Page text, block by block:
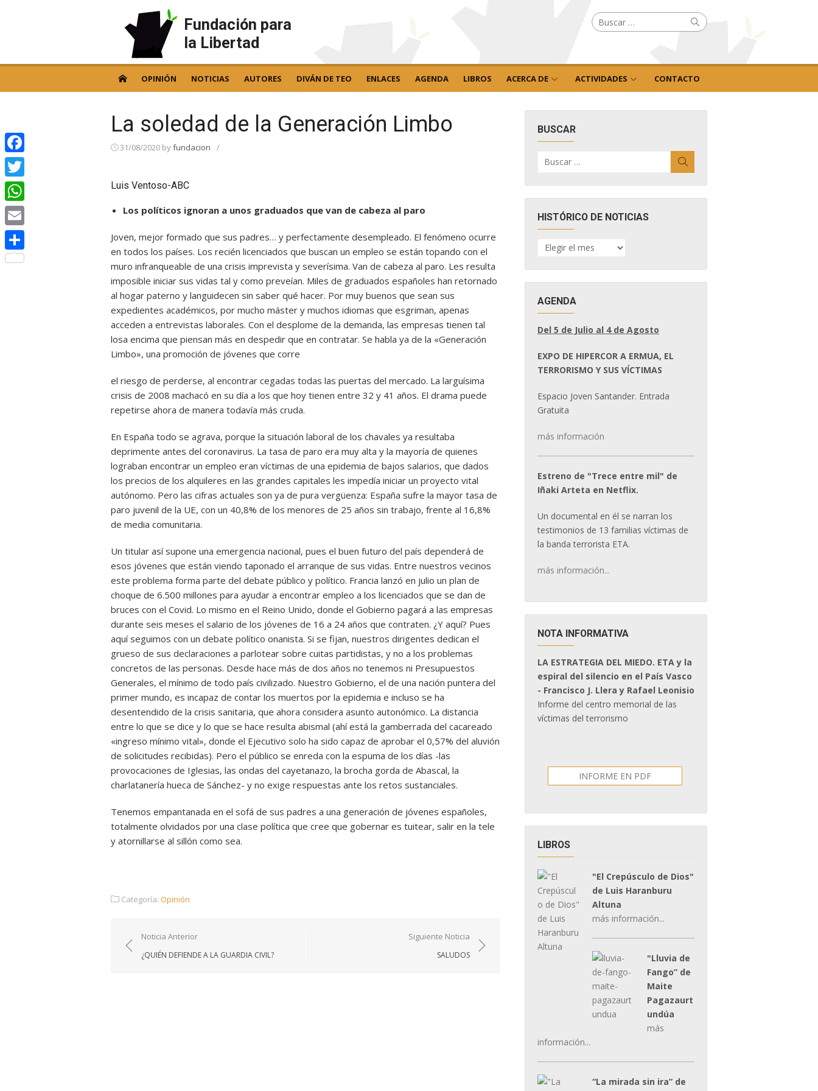
Fundación para
la Libertad
Buscar
por: Buscar
OPINIÓN NOTICIAS AUTORES DIVÁN DE TEO ENLACES AGENDA LIBROS ACERCA DE ACTIVIDADES CONTACTO
La soledad de la Generación Limbo
31/08/2020 byfundacion /
Luis Ventoso-ABC
Los políticos ignoran a unos graduados que van de cabeza al paro
Joven, mejor formado que sus padres… y perfectamente desempleado. El fenómeno ocurre
en todos los países. Los recién licenciados que buscan un empleo se están topando con el
muro infranqueable de una crisis imprevista y severísima. Van de cabeza al paro. Les resulta
imposible iniciar sus vidas tal y como preveían. Miles de graduados españoles han retornado
al hogar paterno y languidecen sin saber qué hacer. Por muy buenos que sean sus
expedientes académicos, por mucho máster y muchos idiomas que esgriman, apenas
acceden a entrevistas laborales. Con el desplome de la demanda, las empresas tienen tal
losa encima que piensan más en despedir que en contratar. Se habla ya de la «Generación
Limbo», una promoción de jóvenes que corre
el riesgo de perderse, al encontrar cegadas todas las puertas del mercado. La larguísima
crisis de 2008 machacó en su día a los que hoy tienen entre 32 y 41 años. El drama puede
repetirse ahora de manera todavía más cruda.
En España todo se agrava, porque la situación laboral de los chavales ya resultaba
deprimente antes del coronavirus. La tasa de paro era muy alta y la mayoría de quienes
lograban encontrar un empleo eran víctimas de una epidemia de bajos salarios, que dados
los precios de los alquileres en las grandes capitales les impedía iniciar un proyecto vital
autónomo. Pero las cifras actuales son ya de pura vergüenza: España sufre la mayor tasa de
paro juvenil de la UE, con un 40,8% de los menores de 25 años sin trabajo, frente al 16,8%
de media comunitaria.
Un titular así supone una emergencia nacional, pues el buen futuro del país dependerá de
esos jóvenes que están viendo taponado el arranque de sus vidas. Entre nuestros vecinos
este problema forma parte del debate público y político. Francia lanzó en julio un plan de
choque de 6.500 millones para ayudar a encontrar empleo a los licenciados que se dan de
bruces con el Covid. Lo mismo en el Reino Unido, donde el Gobierno pagará a las empresas
durante seis meses el salario de los jóvenes de 16 a 24 años que contraten. ¿Y aquí? Pues
aquí seguimos con un debate político onanista. Si se fijan, nuestros dirigentes dedican el
grueso de sus declaraciones a parlotear sobre cuitas partidistas, y no a los problemas
concretos de las personas. Desde hace más de dos años no tenemos ni Presupuestos
Generales, el mínimo de todo país civilizado. Nuestro Gobierno, el de una nación puntera del
primer mundo, es incapaz de contar los muertos por la epidemia e incluso se ha
desentendido de la crisis sanitaria, que ahora considera asunto autonómico. La distancia
entre lo que se dice y lo que se hace resulta abismal (ahí está la gamberrada del cacareado
«ingreso mínimo vital», donde el Ejecutivo solo ha sido capaz de aprobar el 0,57% del aluvión
de solicitudes recibidas). Pero el público se enreda con la espuma de los días -las
provocaciones de Iglesias, las ondas del cayetanazo, la brocha gorda de Abascal, la
charlatanería hueca de Sánchez- y no exige respuestas ante los retos sustanciales.
Tenemos empantanada en el sofá de sus padres a una generación de jóvenes españoles,
totalmente olvidados por una clase política que cree que gobernar es tuitear, salir en la tele
y atornillarse al sillón como sea.
Categoría: Opinión
Navegación
de
Noticia Anterior
¿QUIÉN DEFIENDE A LA GUARDIA CIVIL?
Siguiente Noticia
SALUDOS
BUSCAR
por:
HISTÓRICO DE NOTICIAS
HISTÓRICO
DE
AGENDA
Del 5 de Julio al 4 de Agosto
EXPO DE HIPERCOR A ERMUA, EL
TERRORISMO Y SUS VÍCTIMAS
Espacio Joven Santander. Entrada
Gratuita
más información
Estreno de "Trece entre mil" de
Iñaki Arteta en Netflix.
Un documental en él se narran los
testimonios de 13 familias víctimas de
la banda terrorista ETA.
más información...
NOTA INFORMATIVA
LA ESTRATEGIA DEL MIEDO. ETA y la
espiral del silencio en el País Vasco
- Francisco J. Llera y Rafael Leonisio
Informe del centro memorial de las
víctimas del terrorismo
INFORME EN PDF
LIBROS
"El Crepúsculo de Dios"
de Luis Haranburu
Altuna
más información...
"Lluvia de
Fango” de
Maite
Pagazaurt
undúa
más
información...
“La mirada sin ira” de
Facebook
Twitter
WhatsApp
Email
Compartir